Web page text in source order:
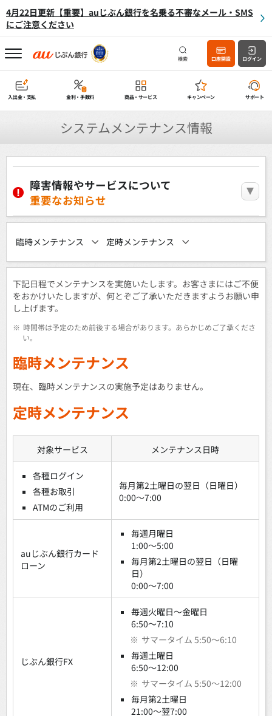
4月22日更新【重要】auじぶん銀行を名乗る不審なメール・SMS
にご注意ください
検索 口座開設 ログイン
入出金・支払 金利・手数料 商品・サービス キャンペーン サポート
システムメンテナンス情報
障害情報やサービスについて
重要なお知らせ
臨時メンテナンス 定時メンテナンス
下記日程でメンテナンスを実施いたします。お客さまにはご不便
をおかけいたしますが、何とぞご了承いただきますようお願い申
し上げます。
※ 時間帯は予定のため前後する場合があります。あらかじめご了承くださ
い。
臨時メンテナンス
現在、臨時メンテナンスの実施予定はありません。
定時メンテナンス
対象サービス メンテナンス日時
各種ログイン
各種お取引
ATMのご利用
毎月第2土曜日の翌日（日曜日）
0:00～7:00
auじぶん銀行カード
ローン
毎週月曜日
1:00～5:00
毎月第2土曜日の翌日（日曜
日）
0:00～7:00
じぶん銀行FX
毎週火曜日～金曜日
6:50～7:10
※ サマータイム 5:50～6:10
毎週土曜日
6:50～12:00
※ サマータイム 5:50～12:00
毎月第2土曜日
21:00～翌7:00